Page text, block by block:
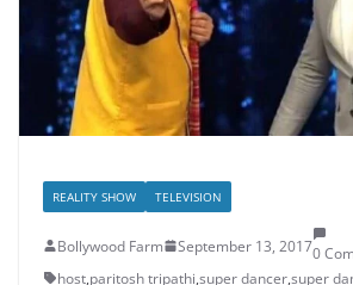
REALITY SHOW TELEVISION
Bollywood Farm September 13, 20170
host,paritosh tripathi,super dancer,super